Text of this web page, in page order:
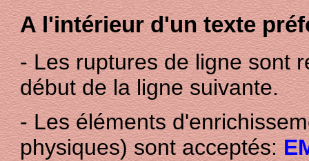
A l'intérieur d'un texte
- Les ruptures de ligne sont
début de la ligne suivante.
- Les éléments
physiques) sont acceptés: